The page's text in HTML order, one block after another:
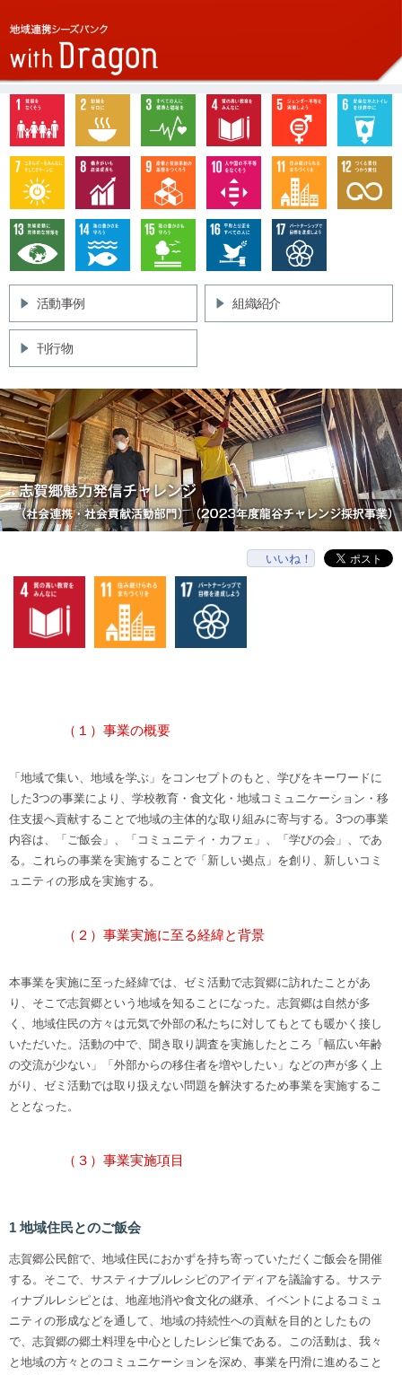
活動事例 組織紹介
刊行物
いいね！
（１）事業の概要
「地域で集い、地域を学ぶ」をコンセプトのもと、学びをキーワードに
した3つの事業により、学校教育・食文化・地域コミュニケーション・移
住支援へ貢献することで地域の主体的な取り組みに寄与する。3つの事業
内容は、「ご飯会」、「コミュニティ・カフェ」、「学びの会」、であ
る。これらの事業を実施することで「新しい拠点」を創り、新しいコミ
ュニティの形成を実施する。
（２）事業実施に至る経緯と背景
本事業を実施に至った経緯では、ゼミ活動で志賀郷に訪れたことがあ
り、そこで志賀郷という地域を知ることになった。志賀郷は自然が多
く、地域住民の方々は元気で外部の私たちに対してもとても暖かく接し
いただいた。活動の中で、聞き取り調査を実施したところ「幅広い年齢
の交流が少ない」「外部からの移住者を増やしたい」などの声が多く上
がり、ゼミ活動では取り扱えない問題を解決するため事業を実施するこ
ととなった。
（３）事業実施項目
1 地域住民とのご飯会
志賀郷公民館で、地域住民におかずを持ち寄っていただくご飯会を開催
する。そこで、サスティナブルレシピのアイディアを議論する。サステ
ィナブルレシピとは、地産地消や食文化の継承、イベントによるコミュ
ニティの形成などを通して、地域の持続性への貢献を目的としたもの
で、志賀郷の郷土料理を中心としたレシピ集である。この活動は、我々
と地域の方々とのコミュニケーションを深め、事業を円滑に進めること